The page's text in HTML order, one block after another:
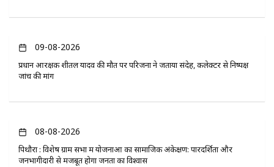
09-08-2026
प्रधान आरक्षक शीतल यादव की मौत पर परिजनों ने जताया संदेह, कलेक्टर से निष्पक्ष
जांच की मांग
08-08-2026
पिथौरा : विशेष ग्राम सभा में योजनाओं का सामाजिक अंकेक्षण: पारदर्शिता और
जनभागीदारी से मजबूत होगा जनता का विश्वास